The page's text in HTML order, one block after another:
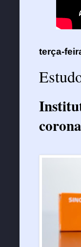
terça-